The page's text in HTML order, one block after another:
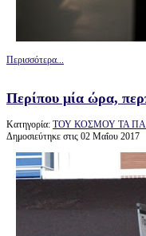
Περισσότερα...
Περίπου μία ώρα,
Κατηγορία: ΤΟΥ ΚΟΣΜΟΥ ΤΑ
Δημοσιεύτηκε στις 02 Μαΐου 2017